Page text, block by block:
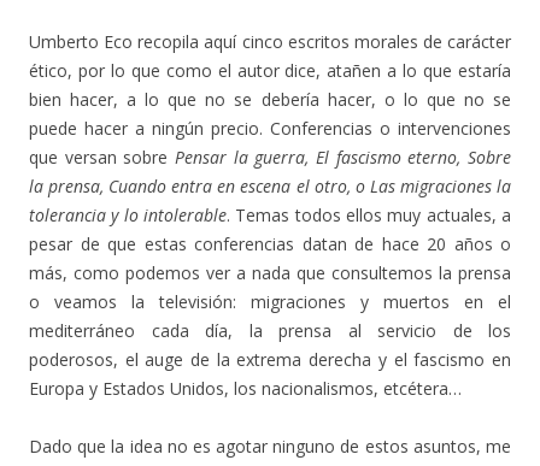
Umberto Eco recopila aquí cinco escritos morales de carácter
ético, por lo que como el autor dice, atañen a lo que estaría
bien hacer, a lo que no se debería hacer, o lo que no se
puede hacer a ningún precio. Conferencias o intervenciones
que versan sobre Pensar la guerra, El fascismo eterno, Sobre
la prensa, Cuando entra en escena el otro, o Las migraciones la
tolerancia y lo intolerable. Temas todos ellos muy actuales, a
pesar de que estas conferencias datan de hace 20 años o
más, como podemos ver a nada que consultemos la prensa
o veamos la televisión: migraciones y muertos en el
mediterráneo cada día, la prensa al servicio de los
poderosos, el auge de la extrema derecha y el fascismo en
Europa y Estados Unidos, los nacionalismos, etcétera…
Dado que la idea no es agotar ninguno de estos asuntos, me